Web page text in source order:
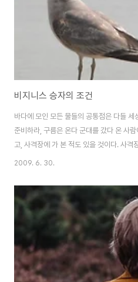
비지니스 승자의 조건
바다에 모인 모든 물들의 공통점은 다들
준비하라, 구름은 온다 군대를 갔다 온 사
고, 사격장에 가 본 적도 있을 것이다. 사격
따라 훈련에 임한다. 모두들 소총을 들고 전
니다. 언제나 관제소에서는 다음과 같은
누구나 명령에 따라 행동해야 한다. "준비
있지 않다면, 사격을 할 수 없다. 해서도 안
유발하거나, 설령 방아쇠를 당긴다고 해도
비 자세..
2009. 6. 30.